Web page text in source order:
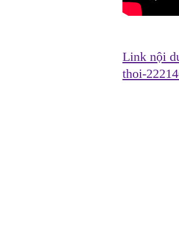
Link nội
thoi-